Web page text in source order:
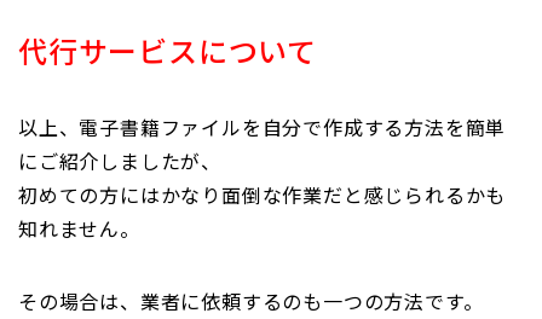
代行サービスについて
以上、電子書籍ファイルを自分で作成する方法を簡単
にご紹介しましたが、
初めての方にはかなり面倒な作業だと感じられるかも
知れません。
その場合は、業者に依頼するのも一つの方法です。